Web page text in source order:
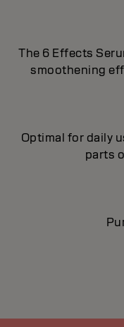
The 6 Effects
smoothening
Optimal for daily
parts